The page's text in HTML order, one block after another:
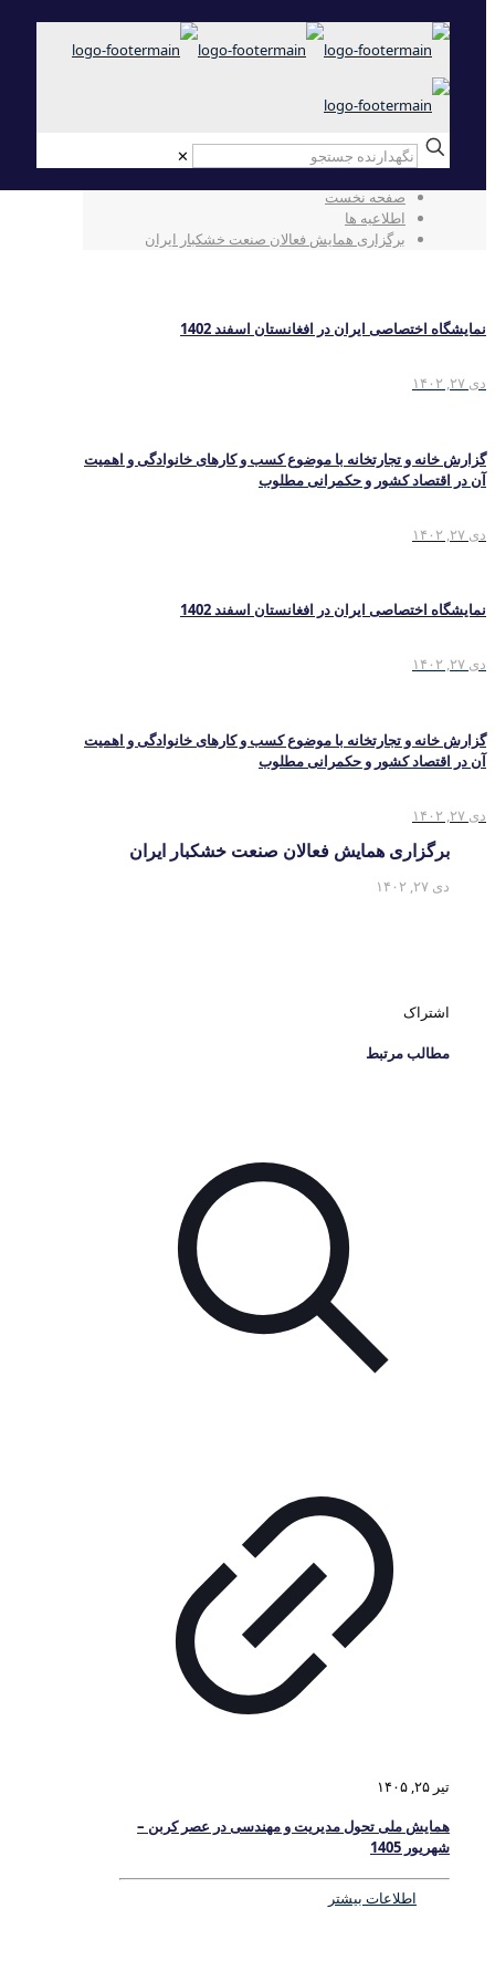
✕
برگزاری همایش فعالان صنعت خشکبار ایران
صفحه نخست
اطلاعیه ها
برگزاری همایش فعالان صنعت خشکبار ایران
نمایشگاه اختصاصی ایران در افغانستان اسفند 1402
دی ۲۷, ۱۴۰۲
گزارش خانه و تجارتخانه با موضوع کسب و کارهای خانوادگی و اهمیت
آن در اقتصاد کشور و حکمرانی مطلوب
دی ۲۷, ۱۴۰۲
نمایشگاه اختصاصی ایران در افغانستان اسفند 1402
دی ۲۷, ۱۴۰۲
گزارش خانه و تجارتخانه با موضوع کسب و کارهای خانوادگی و اهمیت
آن در اقتصاد کشور و حکمرانی مطلوب
دی ۲۷, ۱۴۰۲
برگزاری همایش فعالان صنعت خشکبار ایران
دی ۲۷, ۱۴۰۲
اشتراک
مطالب مرتبط
تیر ۲۵, ۱۴۰۵
همایش ملی تحول مدیریت و مهندسی در عصر کربن –
شهریور 1405
اطلاعات بیشتر